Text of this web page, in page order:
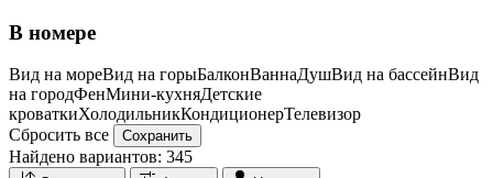
В номере
Вид на мореВид на горыБалконВаннаДушВид на бассейнВид
на городФенМини-кухняДетские
кроваткиХолодильникКондиционерТелевизор
Сбросить все
Сохранить
Найдено вариантов: 345